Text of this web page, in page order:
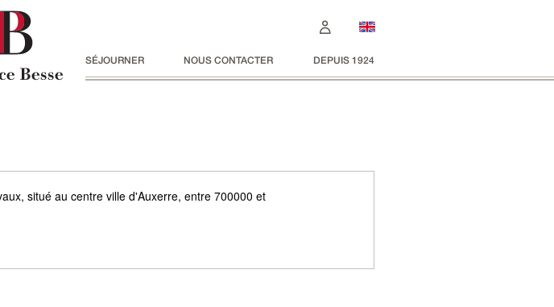
SÉJOURNER NOUS CONTACTER DEPUIS 1924
situé au centre ville d'Auxerre, entre 700000 et